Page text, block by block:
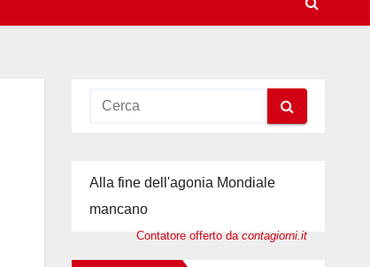
Alla fine dell'agonia Mondiale
mancano
Contatore offerto da contagiorni.it